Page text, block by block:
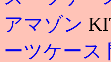
アマゾン
ーツケース